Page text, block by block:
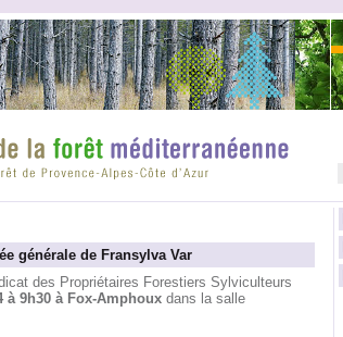
générale de Fransylva Var
des Propriétaires Forestiers Sylviculteurs
à 9h30 à Fox-Amphouxdans la salle